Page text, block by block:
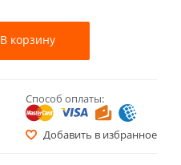
Способ оплаты:
Добавить в избранное
В корзину